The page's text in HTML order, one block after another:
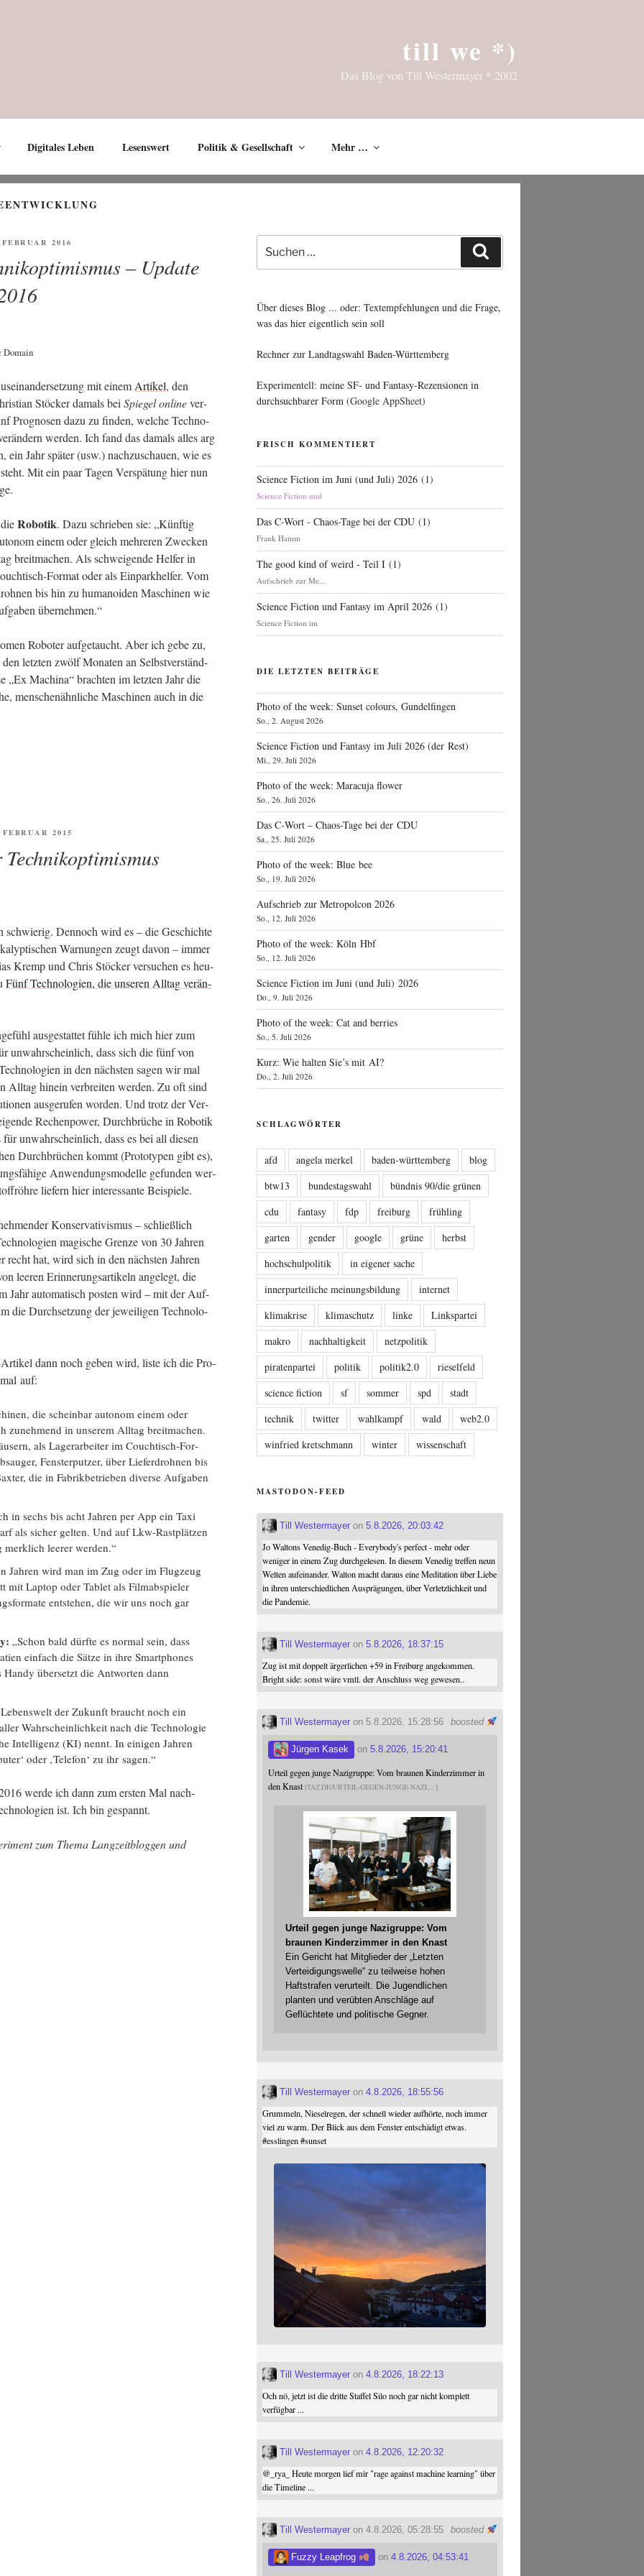
till we *)
Das Blog von Till Westermayer * 2002
Digitales Leben Lesenswert Politik & Gesellschaft Mehr …
2016
– Update
Domain
mit einem Arti­kel, den
Stö­cker damals bei Spie­gel onlinever­
Pro­gno­sen dazu zu fin­den, wel­che Tech­no­
wer­den. Ich fand das damals alles arg
ein Jahr spä­ter (usw.) nach­zu­schau­en, wie es
Mit ein paar Tagen Ver­spä­tung hier nun
Robo­tik. Dazu schrie­ben sie: „Künf­tig
einem oder gleich meh­re­ren Zwe­cken
breit­ma­chen. Als schwei­gen­de Hel­fer in
For­mat oder als Ein­park­hel­fer. Vom
bis hin zu huma­no­iden Maschi­nen wie
übernehmen.“
Robo­ter auf­ge­taucht. Aber ich gebe zu,
letz­ten zwölf Mona­ten an Selbst­ver­ständ­
Machi­na“ brach­ten im letz­ten Jahr die
men­schen­ähn­li­che Maschi­nen auch in die
2015
Den­noch wird es – die Geschich­te
War­nun­gen zeugt davon – immer
Kremp und Chris Stö­cker ver­su­chen es heu­
Fünf Tech­no­lo­gien, die unse­ren All­tag ver­än­
aus­ge­stat­tet füh­le ich mich hier zum
unwahr­schein­lich, dass sich die fünf von
in den nächs­ten sagen wir mal
All­tag hin­ein ver­brei­ten wer­den. Zu oft sind
aus­ge­ru­fen wor­den. Und trotz der Ver­
Rechen­power, Durch­brü­che in Robo­tik
unwahr­schein­lich, dass es bei all die­sen
Durch­brü­chen kommt (Pro­to­ty­pen gibt es),
Anwen­dungs­mo­del­le gefun­den wer­
lie­fern hier inter­es­san­te Beispiele.
Kon­ser­va­ti­vis­mus – schließ­lich
magi­sche Gren­ze von 30 Jah­ren
hat, wird sich in den nächs­ten Jah­ren
lee­ren Erin­ne­rungs­ar­ti­keln ange­legt, die
Jahr auto­ma­tisch pos­ten wird – mit der Auf­
die Durch­set­zung der jewei­li­gen Tech­no­lo­
dann noch geben wird, lis­te ich die Pro­
auf:
die schein­bar auto­nom einem oder
zuneh­mend in unse­rem All­tag breit­ma­chen.
als Lager­ar­bei­ter im Couch­tisch-For­
Fens­ter­put­zer, über Lie­fer­droh­nen bis
die in Fabrik­be­trie­ben diver­se Auf­ga­ben
in sechs bis acht Jah­ren per App ein Taxi
als sicher gel­ten. Und auf Lkw-Rast­plät­zen
lee­rer werden.“
Jah­ren wird man im Zug oder im Flug­zeug
mit Lap­top oder Tablet als Film­ab­spie­ler
ent­ste­hen, die wir uns noch gar
„Schon bald dürf­te es nor­mal sein, dass
ein­fach die Sät­ze in ihre Smart­phones
Han­dy über­setzt die Ant­wor­ten dann
der Zukunft braucht noch ein
Wahr­schein­lich­keit nach die Tech­no­lo­gie
Intel­li­genz (KI) nennt. In eini­gen Jah­ren
oder ‚Tele­fon‘ zu ihr sagen.“
wer­de ich dann zum ers­ten Mal nach­
ist. Ich bin gespannt.
zum The­ma Lang­zeit­blog­gen und
Suche
nach:
Über dieses Blog ... oder: Textempfehlungen und die Frage,
was das hier eigentlich sein soll
Rechner zur Landtagswahl Baden-Württemberg
Experimentell: meine SF- und Fantasy-Rezensionen in
durchsuchbarer Form (Google AppSheet)
FRISCH KOMMENTIERT
Science Fiction im Juni (und Juli) 2026 (1)
Science Fiction und
Das C-Wort - Chaos-Tage bei der CDU (1)
Frank Hamm
The good kind of weird - Teil I (1)
Aufschrieb zur Me...
Science Fiction und Fantasy im April 2026 (1)
Science Fiction im
DIE LETZTEN BEITRÄGE
Photo of the week: Sunset colours, Gundelfingen
So., 2. August 2026
Science Fiction und Fantasy im Juli 2026 (der Rest)
Mi., 29. Juli 2026
Photo of the week: Maracuja flower
So., 26. Juli 2026
Das C‑Wort – Chaos-Tage bei der CDU
Sa., 25. Juli 2026
Photo of the week: Blue bee
So., 19. Juli 2026
Aufschrieb zur Metropolcon 2026
So., 12. Juli 2026
Photo of the week: Köln Hbf
So., 12. Juli 2026
Science Fiction im Juni (und Juli) 2026
Do., 9. Juli 2026
Photo of the week: Cat and berries
So., 5. Juli 2026
Kurz: Wie halten Sie’s mit AI?
Do., 2. Juli 2026
SCHLAGWÖRTER
afd angela merkel baden-württemberg
blog
btw13
bundestagswahl
bündnis 90/die grünen
cdu
fantasy fdp freiburg
frühling
garten
gender google grüne
herbst
hochschulpolitik
in eigener sache
innerparteiliche meinungsbildung
internet
klimakrise
klimaschutz linke
Linkspartei
makro
nachhaltigkeit
netzpolitik
piratenpartei
politik politik2.0
rieselfeld
science fiction
sf sommer spd
stadt
technik
twitter wahlkampf wald
web2.0
winfried kretschmann
winter wissenschaft
MASTODON-FEED
Till Westermayer on5.8.2026, 20:03:42
Jo Waltons Venedig-Buch - Everybody's perfect - mehr oder
weniger in einem Zug durchgelesen. In diesem Venedig treffen neun
Welten aufeinander. Walton macht daraus eine Meditation über Liebe
in ihren unterschiedlichen Ausprägungen, über Verletzlichkeit und
die Pandemie.
Till Westermayer on5.8.2026, 18:37:15
Zug ist mit doppelt ärgerlichen +59 in Freiburg angekommen.
Bright side: sonst wäre vmtl. der Anschluss weg gewesen..
boosted
Till Westermayer on 5.8.2026, 15:28:56
Jürgen Kasek on5.8.2026, 15:20:41
Urteil gegen junge Nazigruppe: Vom braunen Kinderzimmer in
den Knast TAZ.DE/URTEIL-GEGEN-JUNGE-NAZI
Urteil gegen junge Nazigruppe: Vom
braunen Kinderzimmer in den Knast
Ein Gericht hat Mitglieder der „Letzten
Verteidigungswelle“ zu teilweise hohen
Haftstrafen verurteilt. Die Jugendlichen
planten und verübten Anschläge auf
Geflüchtete und politische Gegner.
Till Westermayer on4.8.2026, 18:55:56
Grummeln, Nieselregen, der schnell wieder aufhörte, noch immer
viel zu warm. Der Blick aus dem Fenster entschädigt etwas.
#esslingen #sunset
Till Westermayer on4.8.2026, 18:22:13
Och nö, jetzt ist die dritte Staffel Silo noch gar nicht komplett
verfügbar ...
Till Westermayer on4.8.2026, 12:20:32
@ _rya_ Heute morgen lief mir "rage against machine learning" über
die Timeline ...
boosted
Till Westermayer on 4.8.2026, 05:28:55
Fuzzy Leapfrog on 4.8.2026, 04:53:41